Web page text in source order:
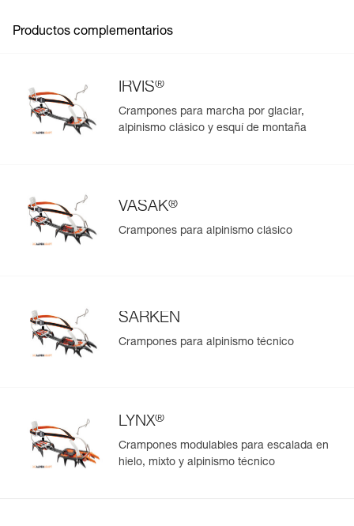
FAQ
Productos complementarios
IRVIS®
Crampones para marcha por glaciar,
alpinismo clásico y esquí de montaña
VASAK®
Crampones para alpinismo clásico
SARKEN
Crampones para alpinismo técnico
LYNX®
Crampones modulables para escalada en
hielo, mixto y alpinismo técnico